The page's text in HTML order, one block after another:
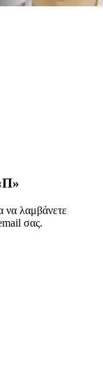
να λαμβάνετε
σας.